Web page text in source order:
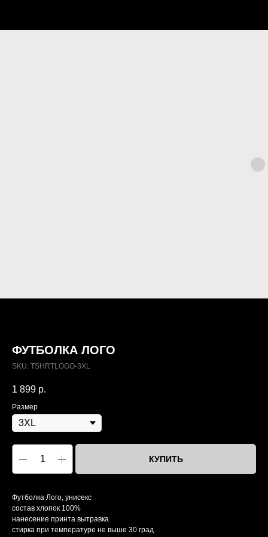
ФУТБОЛКА ЛОГО
SKU: TSHRTLOGO-3XL
1 899 р.
Размер
КУПИТЬ
Футболка Лого, унисекс
состав хлопок 100%
нанесение принта вытравка
стирка при температуре не выше 30 град